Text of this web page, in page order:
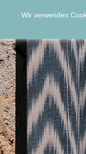
Wir verwenden